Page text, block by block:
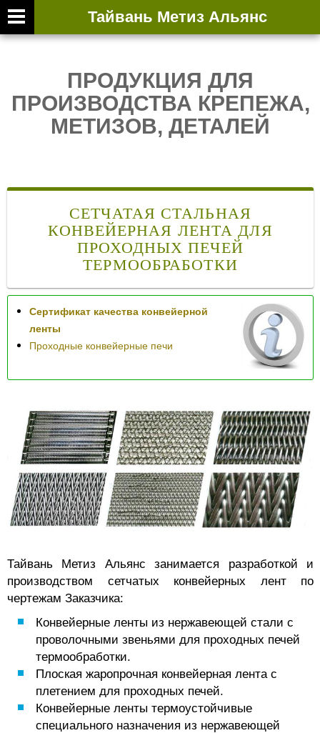
Тайвань Метиз Альянс
+886-
ПРОДУКЦИЯ ДЛЯ
ПРОИЗВОДСТВА КРЕПЕЖА,
МЕТИЗОВ, ДЕТАЛЕЙ
СЕТЧАТАЯ СТАЛЬНАЯ
КОНВЕЙЕРНАЯ ЛЕНТА ДЛЯ
ПРОХОДНЫХ ПЕЧЕЙ
ТЕРМООБРАБОТКИ
Сертификат качества конвейерной
ленты
Проходные конвейерные печи
Тайвань Метиз Альянс занимается разработкой и
производством сетчатых конвейерных лент по
чертежам Заказчика:
Конвейерные ленты из нержавеющей стали с
проволочными звеньями для проходных печей
термообработки.
Плоская жаропрочная конвейерная лента с
плетением для проходных печей.
Конвейерные ленты термоустойчивые
специального назначения из нержавеющей